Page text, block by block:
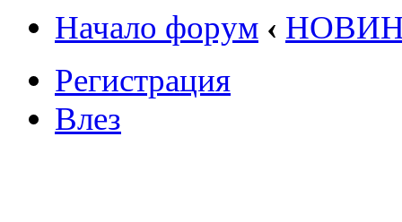
Начало форум ‹
Регистрация
Влез